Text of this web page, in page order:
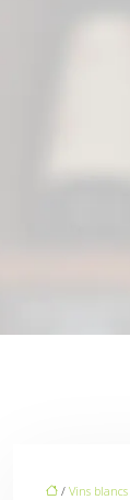
/ Vins blancs